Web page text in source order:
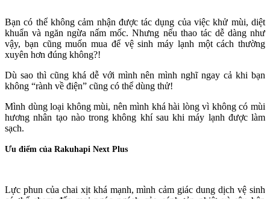
Bạn có thể không cảm nhận được tác dụng của việc khử mùi, diệt
khuẩn và ngăn ngừa nấm mốc. Nhưng nếu thao tác dễ dàng như
vậy, bạn cũng muốn mua để vệ sinh máy lạnh một cách thường
xuyên hơn đúng không?!
Dù sao thì cũng khá dễ với mình nên mình nghĩ ngay cả khi bạn
không “rành về điện” cũng có thể dùng thử!
Mình dùng loại không mùi, nên mình khá hài lòng vì không có mùi
hương nhân tạo nào trong không khí sau khi máy lạnh được làm
sạch.
Ưu điểm của Rakuhapi Next Plus
Lực phun của chai xịt khá mạnh, mình cảm giác dung dịch vệ sinh